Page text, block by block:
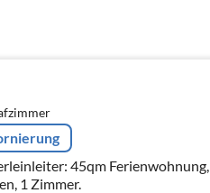
45qm Ferienwohnung,
1 Zimmer.